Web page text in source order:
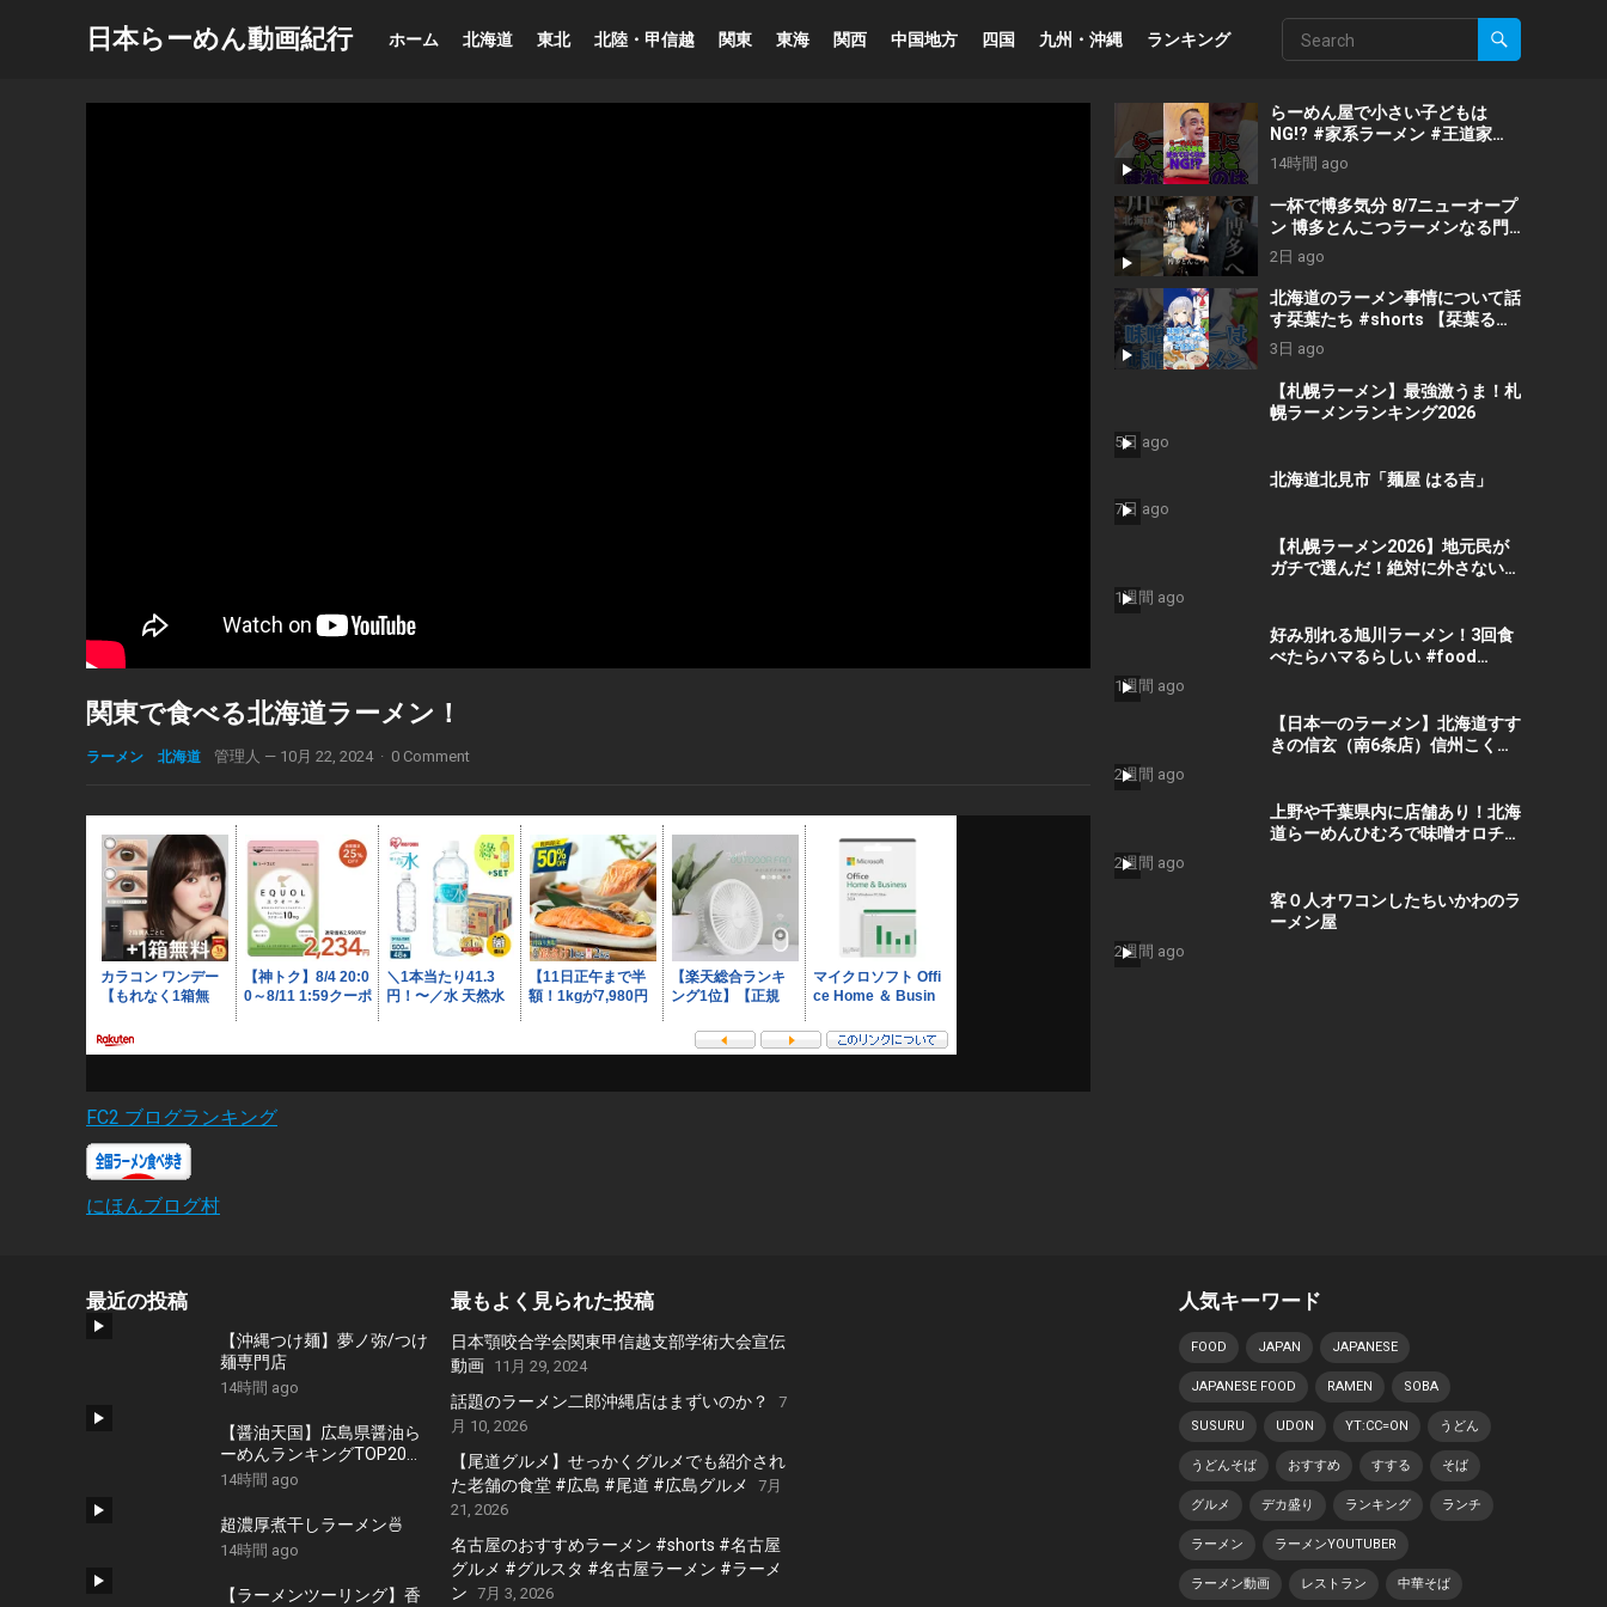
日本らーめん動画紀行 ホーム 北海道 東北 北陸・甲信越 関東 東海 関西 中国地方 四国 九州・沖縄 ランキング
関東で食べる北海道ラーメン！
ラーメン 北海道 管理人 — 10月 22, 2024 · 0 Comment
FC2 ブログランキング
にほんブログ村
らーめん屋で小さい子どもは
NG!? #家系ラーメン #王道家
#ramen #tokyo
#japanesefood #japan
#noodles
14時間 ago
一杯で博多気分 8/7ニューオープ
ン 博多とんこつラーメンなる門
#旭川グルメ #旭川ラーメン #旭
川ランチ #北海道ラーメン #北海
道グルメ
2日 ago
北海道のラーメン事情について話
す栞葉たち #shorts 【栞葉るり/
神田笑一/ジョー・力一/七瀬すず
菜/切り抜き】
3日 ago
【札幌ラーメン】最強激うま！札
幌ラーメンランキング2026
5日 ago
北海道北見市「麺屋 はる吉」
7日 ago
【札幌ラーメン2026】地元民が
ガチで選んだ！絶対に外さない最
1週間 ago
好み別れる旭川ラーメン！3回食
べたらハマるらしい #food
1週間 ago
【日本一のラーメン】北海道すす
きの信玄（南6条店）信州こく味
メ好き #おススメ #メシテロ #み
そラーメン #信玄 #すすきの
2週間 ago
上野や千葉県内に店舗あり！北海
道らーめんひむろで味噌オロチョ
2週間 ago
客０人オワコンしたちいかわのラ
ーメン屋
2週間 ago
最近の投稿
【沖縄つけ麺】夢ノ弥/つけ
麺専門店
14時間 ago
【醤油天国】広島県醤油ら
ーめんランキングTOP20！
２０２６
14時間 ago
超濃厚煮干しラーメン🍜
14時間 ago
【ラーメンツーリング】香
最もよく見られた投稿
日本顎咬合学会関東甲信越支部学術大会宣伝
動画
11月 29, 2024
話題のラーメン二郎沖縄店はまずいのか？
7
月 10, 2026
【尾道グルメ】せっかくグルメでも紹介され
た老舗の食堂 #広島 #尾道 #広島グルメ
7月
21, 2026
名古屋のおすすめラーメン #shorts #名古屋
グルメ #グルスタ #名古屋ラーメン #ラーメ
ン 7月 3, 2026
人気キーワード
FOOD JAPAN JAPANESE
JAPANESE FOOD RAMEN SOBA
SUSURU UDON YT:CC=ON うどん
うどんそば おすすめ すする そば
グルメ デカ盛り ランキング ランチ
ラーメン ラーメンYOUTUBER
ラーメン動画 レストラン 中華そば